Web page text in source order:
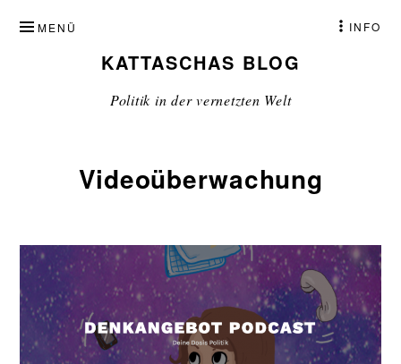
INHALT
SPRINGENKATTASCHAS BLOG
Politik in der vernetzten Welt
MENÜ INFO
Videoüberwachung